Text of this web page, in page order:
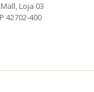
Loja 03
42702-400